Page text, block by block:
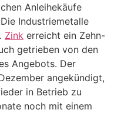
Anleihekäufe
Industriemetalle
Zink erreicht ein Zehn-
getrieben von den
Angebots. Der
angekündigt,
in Betrieb zu
noch mit einem